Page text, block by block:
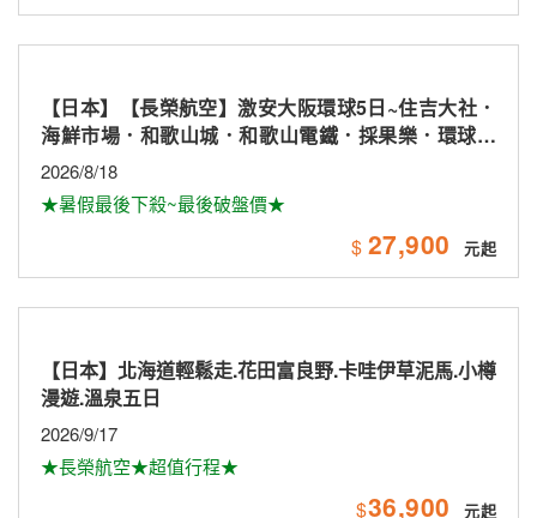
【日本】【長榮航空】激安大阪環球5日~住吉大社．
海鮮市場．和歌山城．和歌山電鐵．採果樂．環球影
城
2026/8/18
★暑假最後下殺~最後破盤價★
$ 27,900
【日本】北海道輕鬆走.花田富良野.卡哇伊草泥馬.小樽
漫遊.溫泉五日
2026/9/17
★長榮航空★超值行程★
$36,900